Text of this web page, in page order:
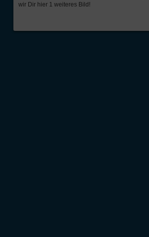
wir Dir hier 1 weiteres Bild!